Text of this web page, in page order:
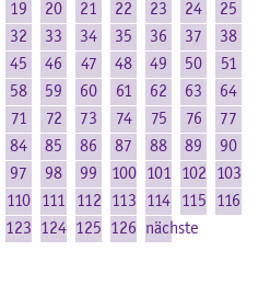
19 20 21 22 23 24
25
32 33 34 35 36 37
38
45 46 47 48 49 50
51
58 59 60 61 62 63
64
71 72 73 74 75 76
77
84 85 86 87 88 89
90
97 98 99 100 101 102
103
110 111 112 113 114 115
116
123 124 125 126 nächste